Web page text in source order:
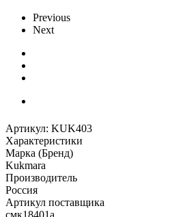
Previous
Next
Артикул: KUK403
Характеристики
Марка (Бренд)
Kukmara
Производитель
Россия
Артикул поставщика
смк18401а